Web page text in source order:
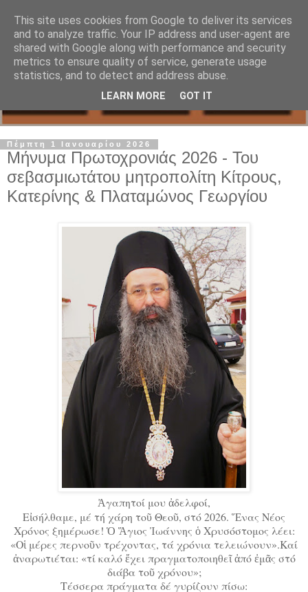
Πέμπτη 1 Ιανουαρίου 2026
Μήνυμα Πρωτοχρονιάς 2026 - Του
σεβασμιωτάτου μητροπολίτη Κίτρους,
Κατερίνης & Πλαταμώνος Γεωργίου
Ἀγαπητοί μου ἀδελφοί,
Εἰσήλθαμε, μέ τή χάρη τοῦ Θεοῦ, στό 2026. Ἕνας Νέος
Χρόνος ξημέρωσε! Ὁ Ἅγιος Ἰωάννης ὁ Χρυσόστομος λέει:
«Οἱ μέρες περνοῦν τρέχοντας, τά χρόνια τελειώνουν».Καί
ἀναρωτιέται: «τί καλό ἔχει πραγματοποιηθεῖ ἀπό ἐμᾶς στό
διάβα τοῦ χρόνου»;
Τέσσερα πράγματα δέ γυρίζουν πίσω:
This site uses cookies from Google to deliver its services
and to analyze traffic. Your IP address and user-agent are
shared with Google along with performance and security
metrics to ensure quality of service, generate usage
statistics, and to detect and address abuse.
LEARN MORE GOT IT